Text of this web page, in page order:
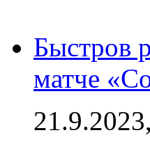
Быстров
матче